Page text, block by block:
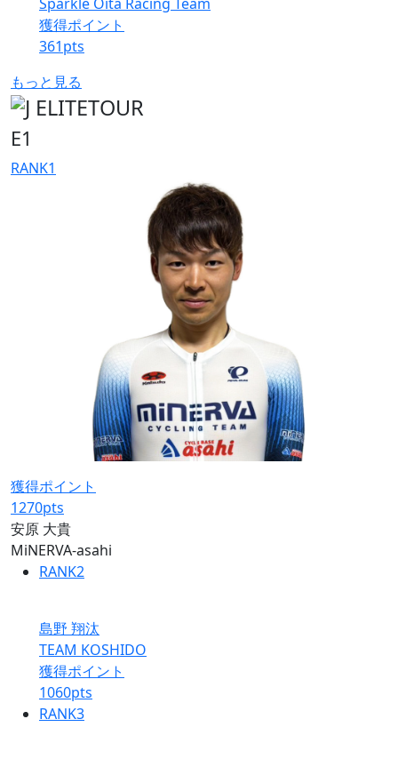
獲得ポイント
361pts
もっと見る
E1
RANK1
獲得ポイント
1270pts
安原 大貴
MiNERVA-asahi
RANK2
島野 翔汰
TEAM KOSHIDO
獲得ポイント
1060pts
RANK3